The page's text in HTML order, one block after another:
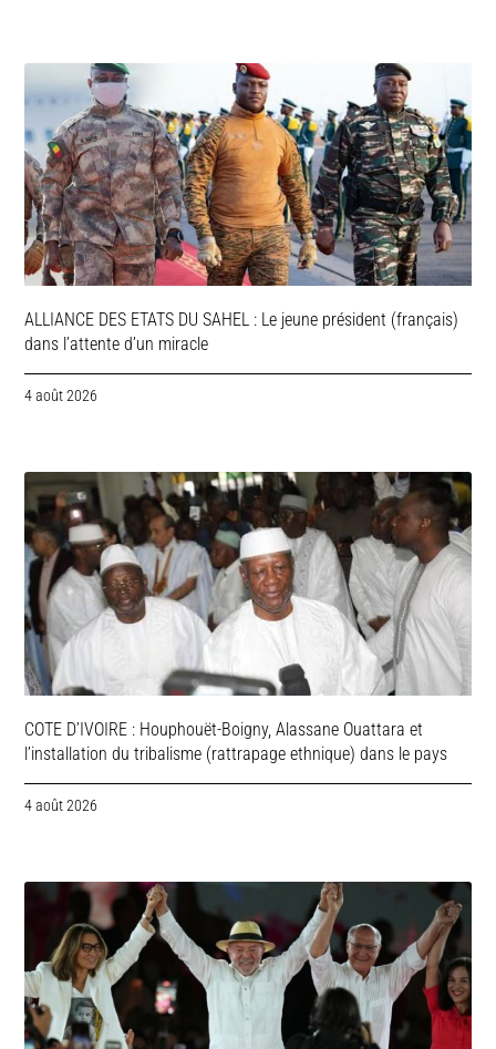
ALLIANCE DES ETATS DU SAHEL : Le jeune président (français)
dans l’attente d’un miracle
4 août 2026
COTE D’IVOIRE : Houphouët-Boigny, Alassane Ouattara et
l’installation du tribalisme (rattrapage ethnique) dans le pays
4 août 2026